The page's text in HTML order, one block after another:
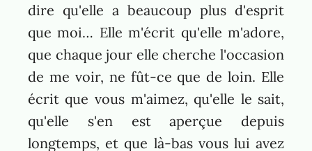
dire qu'elle a beaucoup plus d'esprit
que moi… Elle m'écrit qu'elle m'adore,
que chaque jour elle cherche l'occasion
de me voir, ne fût-ce que de loin. Elle
écrit que vous m'aimez, qu'elle le sait,
qu'elle s'en est aperçue depuis
longtemps, et que là-bas vous lui avez